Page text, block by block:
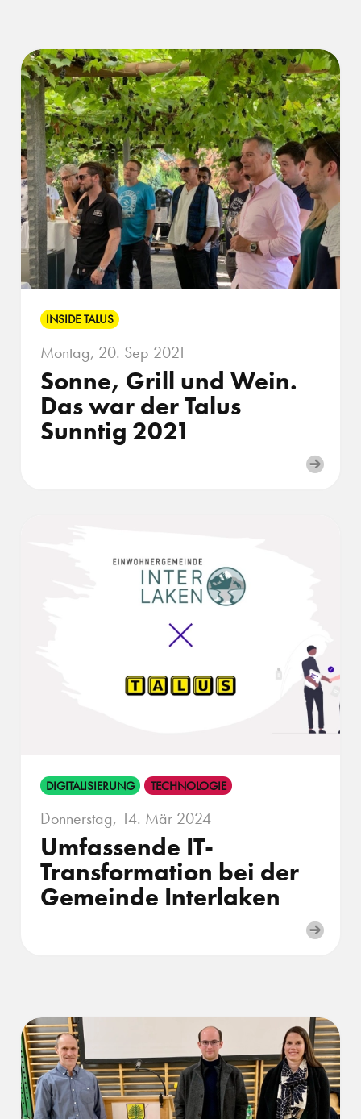
INSIDE TALUS
Montag, 20. Sep 2021
Sonne, Grill und Wein.
Das war der Talus
Sunntig 2021
DIGITALISIERUNG TECHNOLOGIE
Donnerstag, 14. Mär 2024
Umfassende IT-
Transformation bei der
Gemeinde Interlaken